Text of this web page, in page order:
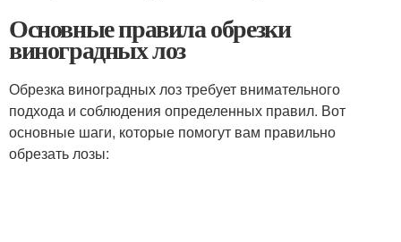
Основные правила обрезки
виноградных лоз
Обрезка виноградных лоз требует внимательного
подхода и соблюдения определенных правил. Вот
основные шаги, которые помогут вам правильно
обрезать лозы: